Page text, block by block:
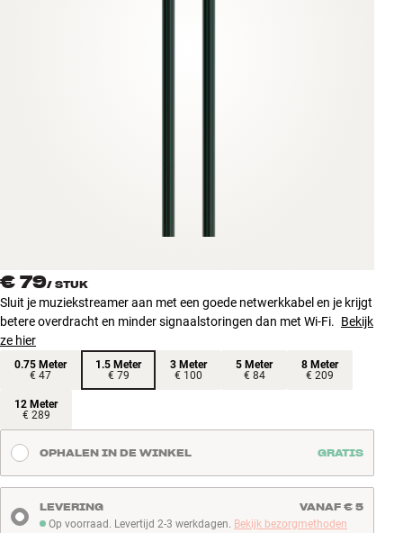
Inloggen
Klantenservice
Bouw met geluid
€ 79/ STUK
Sluit je muziekstreamer aan met een goede netwerkkabel en je krijgt
betere overdracht en minder signaalstoringen dan met Wi-Fi. Bekijk
ze hier
0.75 Meter
€ 47
1.5 Meter
€ 79
3 Meter
€ 100
5 Meter
€ 84
8 Meter
€ 209
12 Meter
€ 289
OPHALEN IN DE WINKEL GRATIS
Op voorraad. Levertijd 2-3 werkdagen
Op voorraad. Levertijd 2-3 werkdagen. Bekijk bezorgmethoden
LEVERING VANAF € 5